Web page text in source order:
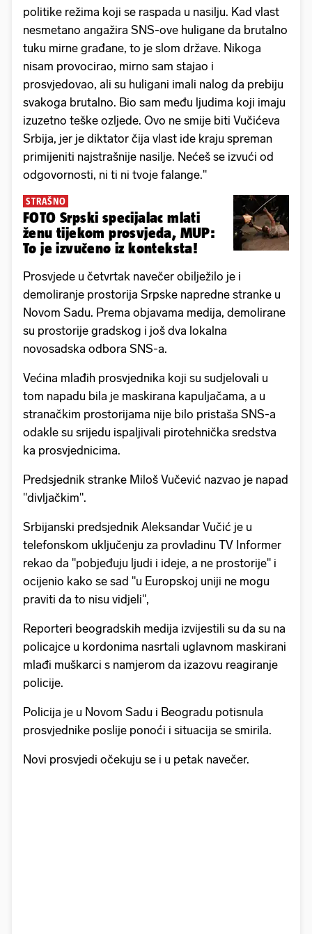
politike režima koji se raspada u nasilju. Kad vlast
nesmetano angažira SNS-ove huligane da brutalno
tuku mirne građane, to je slom države. Nikoga
nisam provocirao, mirno sam stajao i
prosvjedovao, ali su huligani imali nalog da prebiju
svakoga brutalno. Bio sam među ljudima koji imaju
izuzetno teške ozljede. Ovo ne smije biti Vučićeva
Srbija, jer je diktator čija vlast ide kraju spreman
primijeniti najstrašnije nasilje. Nećeš se izvući od
odgovornosti, ni ti ni tvoje falange."
STRAŠNO
FOTO Srpski specijalac mlati
ženu tijekom prosvjeda, MUP:
To je izvučeno iz konteksta!
Prosvjede u četvrtak navečer obilježilo je i
demoliranje prostorija Srpske napredne stranke u
Novom Sadu. Prema objavama medija, demolirane
su prostorije gradskog i još dva lokalna
novosadska odbora SNS-a.
Većina mlađih prosvjednika koji su sudjelovali u
tom napadu bila je maskirana kapuljačama, a u
stranačkim prostorijama nije bilo pristaša SNS-a
odakle su srijedu ispaljivali pirotehnička sredstva
ka prosvjednicima.
Predsjednik stranke Miloš Vučević nazvao je napad
"divljačkim".
Srbijanski predsjednik Aleksandar Vučić je u
telefonskom uključenju za provladinu TV Informer
rekao da "pobjeđuju ljudi i ideje, a ne prostorije" i
ocijenio kako se sad "u Europskoj uniji ne mogu
praviti da to nisu vidjeli",
Reporteri beogradskih medija izvijestili su da su na
policajce u kordonima nasrtali uglavnom maskirani
mlađi muškarci s namjerom da izazovu reagiranje
policije.
Policija je u Novom Sadu i Beogradu potisnula
prosvjednike poslije ponoći i situacija se smirila.
Novi prosvjedi očekuju se i u petak navečer.